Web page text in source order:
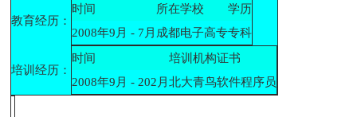
教育经历：
时间 所在学校
学历
2008年9月 - 7月 成都电子高专专科
培训经历：
时间 培训机构证书
2008年9月 - 202月北大青鸟软件程序员